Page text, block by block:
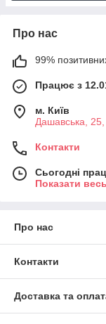
Про нас
99%
Працює з
м. Київ
Дашавська, 25,
Контакти
Сьогодні
Показати
Про нас
Контакти
Доставка та